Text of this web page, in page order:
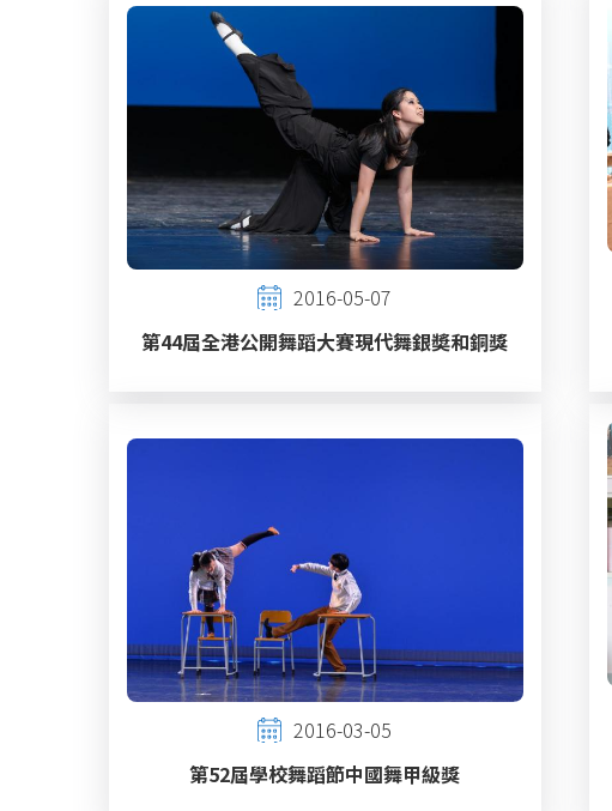
結
2016-05-07
第44屆全港公開舞蹈大賽現代舞銀奬和銅獎
2016-03-05
第52屆學校舞蹈節中國舞甲級獎